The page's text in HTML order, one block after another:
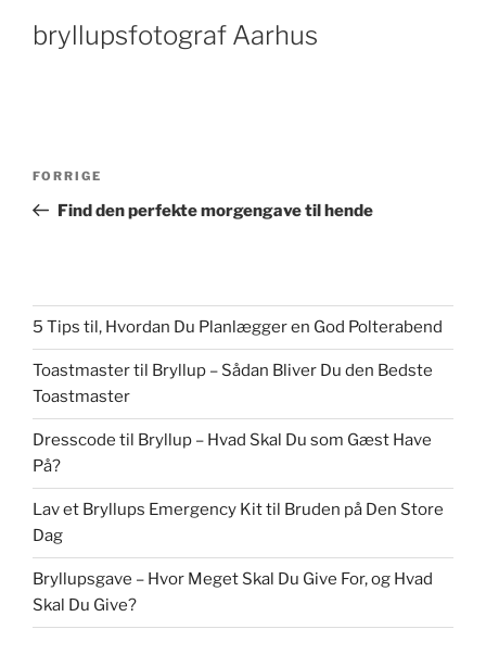
bryllupsfotograf Aarhus
Forrige
indlæg
FORRIGE
Find den perfekte morgengave til hende
5 Tips til, Hvordan Du Planlægger en God Polterabend
Toastmaster til Bryllup – Sådan Bliver Du den Bedste
Toastmaster
Dresscode til Bryllup – Hvad Skal Du som Gæst Have
På?
Lav et Bryllups Emergency Kit til Bruden på Den Store
Dag
Bryllupsgave – Hvor Meget Skal Du Give For, og Hvad
Skal Du Give?